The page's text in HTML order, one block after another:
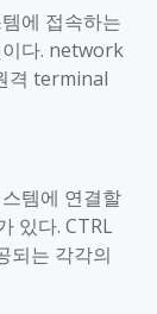
에 접속하는
이다. network
격 terminal
템에 연결할
있다. CTRL
되는 각각의